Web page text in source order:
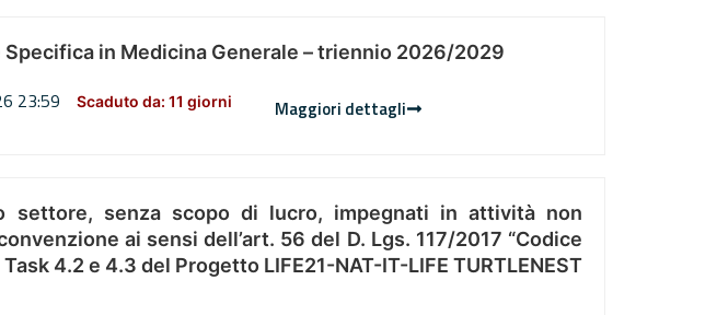
Specifica in Medicina Generale – triennio 2026/2029
23:59 Scaduto da: 11 giorni Maggiori dettagli
senza scopo di lucro, impegnati in attività non
ai sensi dell’art. 56 del D. Lgs. 117/2017 “Codice
4.2 e 4.3 del Progetto LIFE21-NAT-IT-LIFE TURTLENEST